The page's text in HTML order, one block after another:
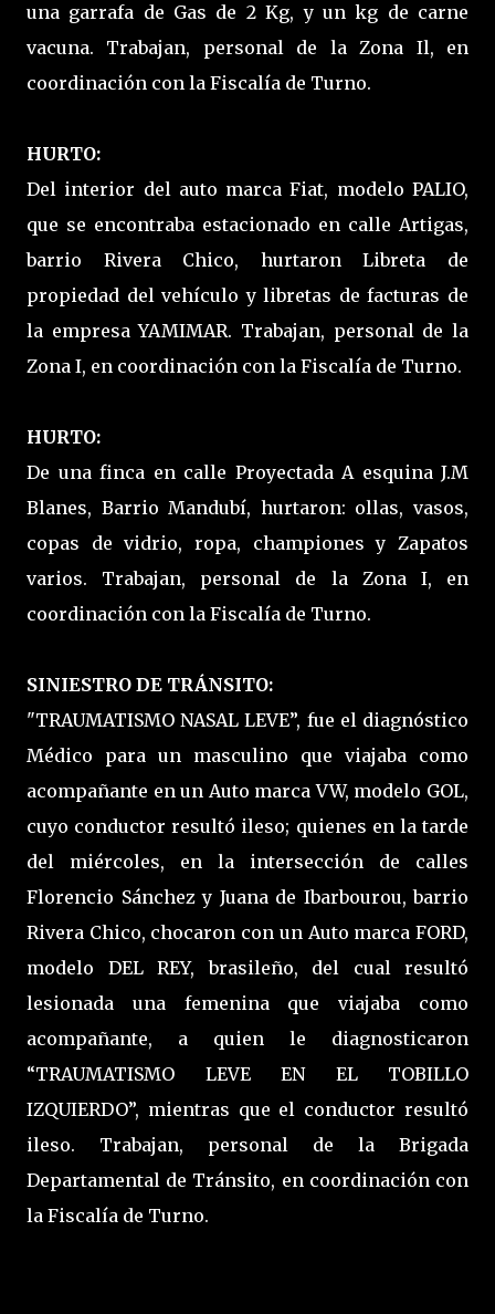
una garrafa de Gas de 2 Kg, y un kg de carne
vacuna. Trabajan, personal de la Zona Il, en
coordinación con la Fiscalía de Turno.
HURTO:
Del interior del auto marca Fiat, modelo PALIO,
que se encontraba estacionado en calle Artigas,
barrio Rivera Chico, hurtaron Libreta de
propiedad del vehículo y libretas de facturas de
la empresa YAMIMAR. Trabajan, personal de la
Zona I, en coordinación con la Fiscalía de Turno.
HURTO:
De una finca en calle Proyectada A esquina J.M
Blanes, Barrio Mandubí, hurtaron: ollas, vasos,
copas de vidrio, ropa, championes y Zapatos
varios. Trabajan, personal de la Zona I, en
coordinación con la Fiscalía de Turno.
SINIESTRO DE TRÁNSITO:
"TRAUMATISMO NASAL LEVE”, fue el diagnóstico
Médico para un masculino que viajaba como
acompañante en un Auto marca VW, modelo GOL,
cuyo conductor resultó ileso; quienes en la tarde
del miércoles, en la intersección de calles
Florencio Sánchez y Juana de Ibarbourou, barrio
Rivera Chico, chocaron con un Auto marca FORD,
modelo DEL REY, brasileño, del cual resultó
lesionada una femenina que viajaba como
acompañante, a quien le diagnosticaron
“TRAUMATISMO LEVE EN EL TOBILLO
IZQUIERDO”, mientras que el conductor resultó
ileso. Trabajan, personal de la Brigada
Departamental de Tránsito, en coordinación con
la Fiscalía de Turno.